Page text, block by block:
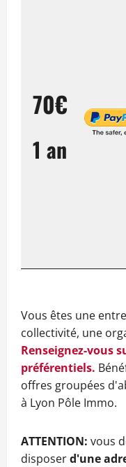
70€
1 an
Vous êtes une
collectivité, une
Renseignez-vous
préférentiels.
offres groupées
à Lyon Pôle Immo.
ATTENTION: vous
disposerd'une